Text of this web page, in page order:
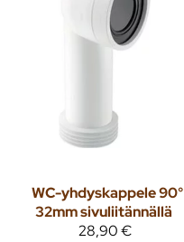
WC-yhdyskappele 90°
32mm sivuliitännällä
28,90 €